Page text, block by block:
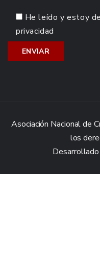
He leído y estoy
privacidad
Asociación Nacional de
los